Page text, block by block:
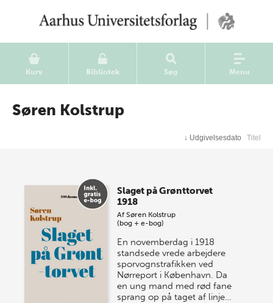
Kurv Bibliotek Søg Menu
Søren Kolstrup
↓ Udgivelsesdato Titel
Slaget på Grønttorvet
1918
AfSøren Kolstrup
(bog + e-bog)
En novemberdag i 1918
standsede vrede arbejdere
sporvognstrafikken ved
Nørreport i København. Da
en ung mand med rød fane
sprang op på taget af linje…